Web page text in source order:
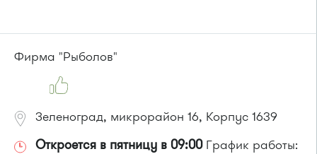
или до остановки"Корпус 814":
Автобус № 21
Фирма "Рыболов"
Зеленоград, микрорайон 16, Корпус 1639
Откроется в пятницу в 09:00График работы: